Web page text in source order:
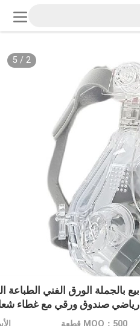
2
/
5
بيع بالجملة الورق الفني
رياضي صندوق ورقي مع غطاء
التخزين التعبئة والتغليف
MOQ：500 قطعة